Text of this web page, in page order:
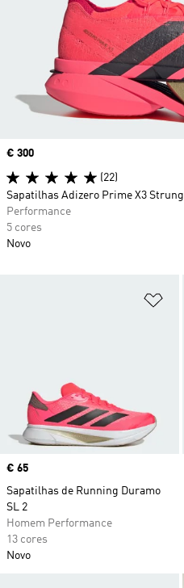
Price
€ 65
Sapatilhas de Running Duramo
SL 2
Homem Performance
13 cores
Novo
Price
€ 300
(22)
Sapatilhas Adizero Prime X3 Strung
Performance
5 cores
Novo